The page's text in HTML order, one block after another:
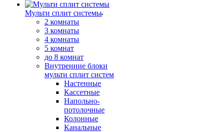
Мульти сплит системы
2 комнаты
3 комнаты
4 комнаты
5 комнат
до 8 комнат
Внутренние блоки
мульти сплит систем
Настенные
Кассетные
Напольно-
потолочные
Колонные
Канальные